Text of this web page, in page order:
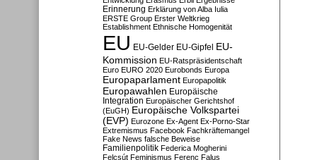
Erinnerung Erklärung von Alba Iulia
ERSTE Group Erster Weltkrieg
Establishment Ethnische Homogenität
EU EU-Gelder EU-Gipfel EU-
Kommission EU-Ratspräsidentschaft
Euro EURO 2020 Eurobonds Europa
Europaparlament Europapolitik
Europawahlen Europäische
Integration Europäischer Gerichtshof
(EuGH) Europäische Volkspartei
(EVP) Eurozone Ex-Agent Ex-Porno-Star
Extremismus Facebook Fachkräftemangel
Fake News falsche Beweise
Familienpolitik Federica Mogherini
Felcsút Feminismus Ferenc Falus